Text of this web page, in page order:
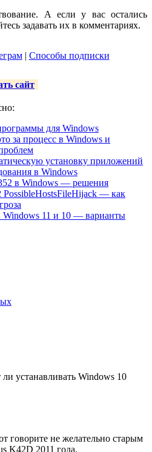
А если у вас остались
задавать их в комментариях.
| Способы подписки
сайт
для Windows
за процесс в Windows и
установку приложений
в Windows
в Windows — решения
PossibleHostsFileHijack — как
11 и 10 — варианты
устанавливать Windows 10
говорите не желательно старым
K42D 2011 года,